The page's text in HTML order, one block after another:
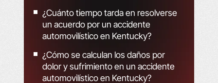
¿Cuánto tiempo tarda en resolverse
un acuerdo por un accidente
automovilístico en Kentucky?
¿Cómo se calculan los daños por
dolor y sufrimiento en un accidente
automovilístico en Kentucky?